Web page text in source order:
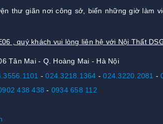
thư giãn nơi công sở, biến những giờ làm
, quý khách vui lòng liên hệ với Nội Thất
Tân Mai - Q. Hoàng Mai - Hà Nội
-024.3218.1364 -024.3220.2081 -
438 438 - 0934 658 112